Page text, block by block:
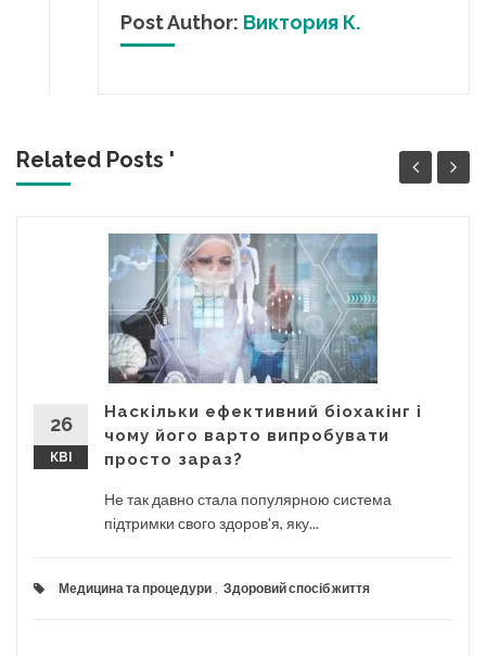
Post Author: Виктория К.
Related Posts '
26
КВІ
Наскільки ефективний біохакінг і
чому його варто випробувати
просто зараз?
Не так давно стала популярною система
підтримки свого здоров'я, яку...
Медицина та процедури Здоровий спосіб життя